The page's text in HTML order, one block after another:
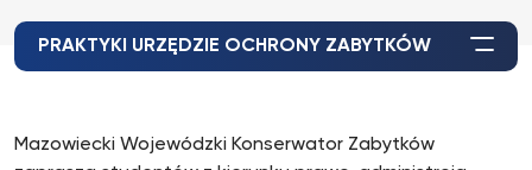
PRAKTYKI URZĘDZIE OCHRONY ZABYTKÓW
Mazowiecki Wojewódzki Konserwator Zabytków